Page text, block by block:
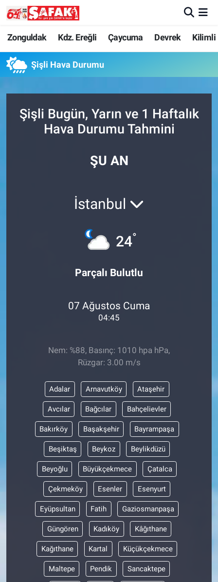
Zonguldak Kdz. Ereğli Çaycuma Devrek Kilimli
Şişli Hava Durumu
Şişli Bugün, Yarın ve 1 Haftalık
Hava Durumu Tahmini
ŞU AN
İstanbul
24°
Parçalı Bulutlu
07 Ağustos Cuma
04:45
Nem: %88, Basınç: 1010 hpa hPa,
Rüzgar: 3.00 m/s
Adalar Arnavutköy Ataşehir
Avcılar Bağcılar Bahçelievler
Bakırköy Başakşehir Bayrampaşa
Beşiktaş Beykoz Beylikdüzü
Beyoğlu Büyükçekmece Çatalca
Çekmeköy Esenler Esenyurt
Eyüpsultan Fatih Gaziosmanpaşa
Güngören Kadıköy Kâğıthane
Kağıthane Kartal Küçükçekmece
Maltepe Pendik Sancaktepe
Zonguldak
Kdz. Ereğli
Devrek
Kilimli
Zonguldak Nöbetçi Eczaneler
Zonguldak Hava Durumu
Zonguldak Trafik Yoğunluk Haritası
Süper Lig Puan Durumu ve Fikstür